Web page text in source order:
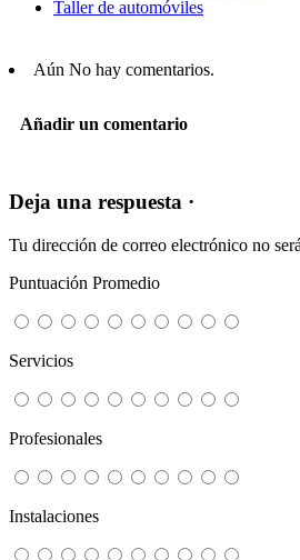
Taller de automóviles
Aún No hay comentarios.
Añadir un comentario
Deja una respuesta ·
Tu dirección de correo electrónico no
Puntuación Promedio
Servicios
Profesionales
Instalaciones